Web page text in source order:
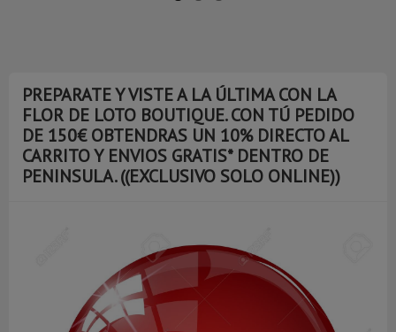
PREPARATE Y VISTE A LA ÚLTIMA CON LA
FLOR DE LOTO BOUTIQUE. CON TÚ PEDIDO
DE 150€ OBTENDRAS UN 10% DIRECTO AL
CARRITO Y ENVIOS GRATIS* DENTRO DE
PENINSULA. ((EXCLUSIVO SOLO ONLINE))